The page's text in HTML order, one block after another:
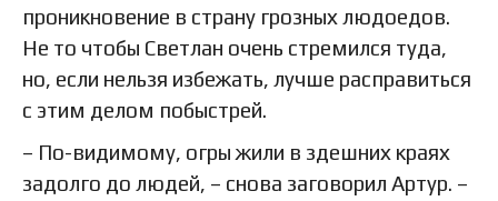
проникновение в страну грозных людоедов.
Не то чтобы Светлан очень стремился туда,
но, если нельзя избежать, лучше расправиться
с этим делом побыстрей.
– По-видимому, огры жили в здешних краях
задолго до людей, – снова заговорил Артур. –